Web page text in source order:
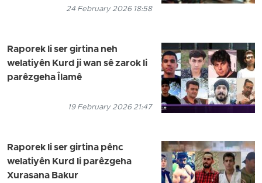
24 February 2026 18:58
Raporek li ser girtina neh
welatiyên Kurd ji wan sê zarok li
parêzgeha Îlamê
19 February 2026 21:47
Raporek li ser girtina pênc
welatiyên Kurd li parêzgeha
Xurasana Bakur